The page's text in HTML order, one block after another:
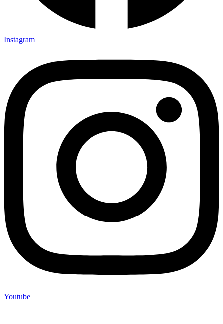
Instagram
Youtube